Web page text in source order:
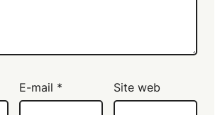
E-mail * Site web